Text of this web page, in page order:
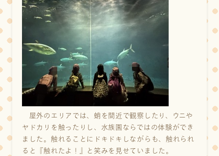
屋外のエリアでは、蛸を間近で観察したり、ウニや
ヤドカリを触ったりし、水族園ならではの体験ができ
ました。触れることにドキドキしながらも、触れられ
ると『触れたよ！』と笑みを見せていました。